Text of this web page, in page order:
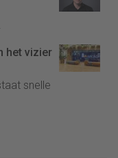
het vizier
snelle